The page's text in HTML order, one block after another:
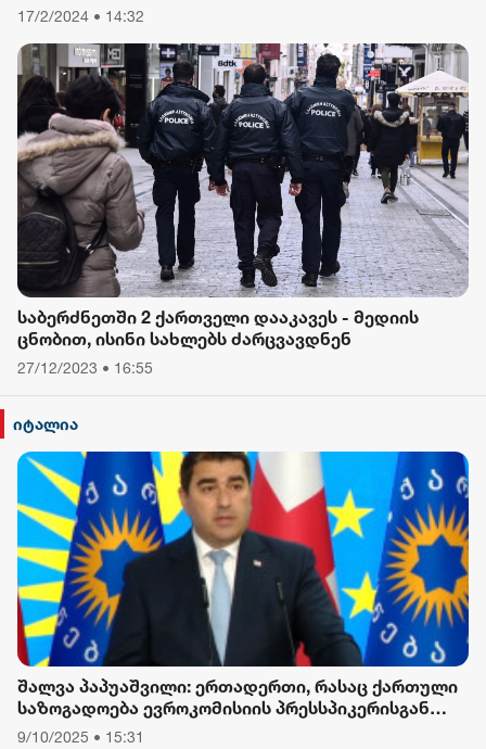
17/2/2024 • 14:32
საბერძნეთში 2 ქართველი დააკავეს - მედიის
ცნობით, ისინი სახლებს ძარცვავდნენ
27/12/2023 • 16:55
იტალია
შალვა პაპუაშვილი: ერთადერთი, რასაც ქართული
საზოგადოება ევროკომისიის პრესსპიკერისგან
მოელის, არის ბოდიში ხელისუფლების დამხობის
9/10/2025 • 15:31